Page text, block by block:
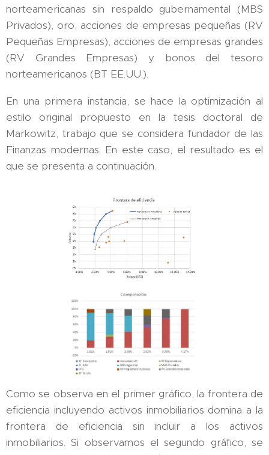
norteamericanas sin respaldo gubernamental (MBS
Privados), oro, acciones de empresas pequeñas (RV
Pequeñas Empresas), acciones de empresas grandes
(RV Grandes Empresas) y bonos del tesoro
norteamericanos (BT EE.UU.).
En una primera instancia, se hace la optimización al
estilo original propuesto en la tesis doctoral de
Markowitz, trabajo que se considera fundador de las
Finanzas modernas. En este caso, el resultado es el
que se presenta a continuación.
Como se observa en el primer gráfico, la frontera de
eficiencia incluyendo activos inmobiliarios domina a la
frontera de eficiencia sin incluir a los activos
inmobiliarios. Si observamos el segundo gráfico, se